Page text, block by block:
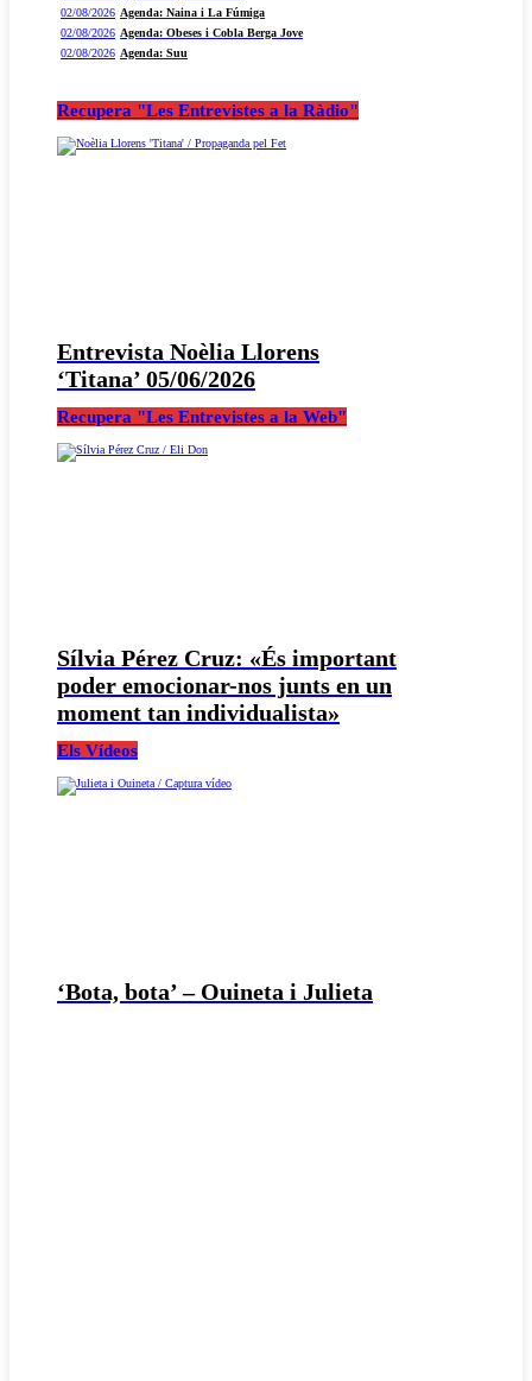
02/08/2026 Agenda: Naina i La Fúmiga
02/08/2026 Agenda: Obeses i Cobla Berga Jove
02/08/2026 Agenda: Suu
Recupera "Les Entrevistes a la Ràdio"
Entrevista Noèlia Llorens
‘Titana’ 05/06/2026
Recupera "Les Entrevistes a la Web"
Sílvia Pérez Cruz: «És important
poder emocionar-nos junts en un
moment tan individualista»
Els Vídeos
‘Bota, bota’ – Ouineta i Julieta